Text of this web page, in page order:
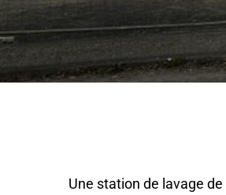
Une station de lavage